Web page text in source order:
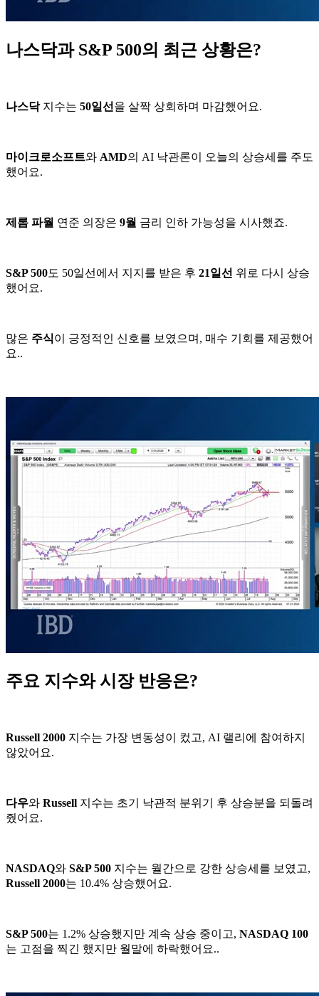
나스닥과 S&P 500의 최근 상황은?
나스닥지수는 50일선 을 살짝 상회하며 마감했어요.
마이크로소프트와 AMD의 AI 낙관론이 오늘의 상승세를 주도
했어요.
제롬 파월 연준 의장은 9월 금리 인하 가능성을 시사했죠.
S&P 500도 50일선에서 지지를 받은 후 21일선 위로 다시 상승
했어요.
많은 주식이 긍정적인 신호를 보였으며, 매수 기회를 제공했어
요..
주요 지수와 시장 반응은?
Russell 2000 지수는 가장 변동성이 컸고, AI 랠리에 참여하지
않았어요.
다우와 Russell 지수는 초기 낙관적 분위기 후 상승분을 되돌려
줬어요.
NASDAQ와 S&P 500 지수는 월간으로 강한 상승세를 보였고,
Russell 2000는 10.4% 상승했어요.
S&P 500는 1.2% 상승했지만 계속 상승 중이고, NASDAQ 100
는 고점을 찍긴 했지만 월말에 하락했어요..